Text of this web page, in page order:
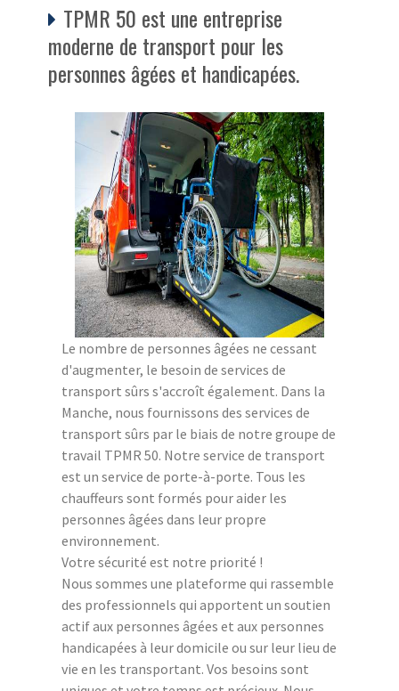
TPMR 50 est une entreprise
moderne de transport pour les
personnes âgées et handicapées.
Le nombre de personnes âgées ne cessant
d'augmenter, le besoin de services de
transport sûrs s'accroît également. Dans la
Manche, nous fournissons des services de
transport sûrs par le biais de notre groupe de
travail TPMR 50. Notre service de transport
est un service de porte-à-porte. Tous les
chauffeurs sont formés pour aider les
personnes âgées dans leur propre
environnement.
Votre sécurité est notre priorité !
Nous sommes une plateforme qui rassemble
des professionnels qui apportent un soutien
actif aux personnes âgées et aux personnes
handicapées à leur domicile ou sur leur lieu de
vie en les transportant. Vos besoins sont